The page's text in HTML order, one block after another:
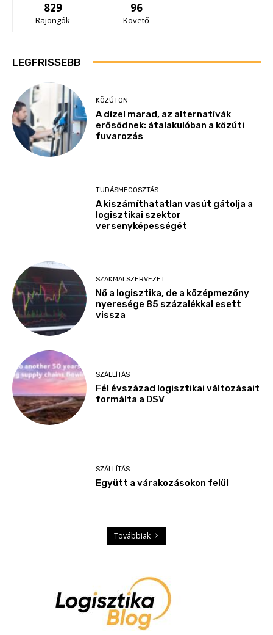
829
Rajongók
96
Követő
LEGFRISSEBB
KÖZÚTON
A dízel marad, az alternatívák
erősödnek: átalakulóban a közúti
fuvarozás
TUDÁSMEGOSZTÁS
A kiszámíthatatlan vasút gátolja a
logisztikai szektor
versenyképességét
SZAKMAI SZERVEZET
Nő a logisztika, de a középmezőny
nyeresége 85 százalékkal esett
vissza
SZÁLLÍTÁS
Fél évszázad logisztikai változásait
formálta a DSV
SZÁLLÍTÁS
Együtt a várakozásokon felül
Továbbiak